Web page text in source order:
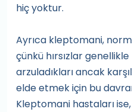
hiç yoktur.
Ayrıca kleptomani,
çünkü hırsızlar genellikle
arzuladıkları ancak
elde etmek için bu
Kleptomani hastaları